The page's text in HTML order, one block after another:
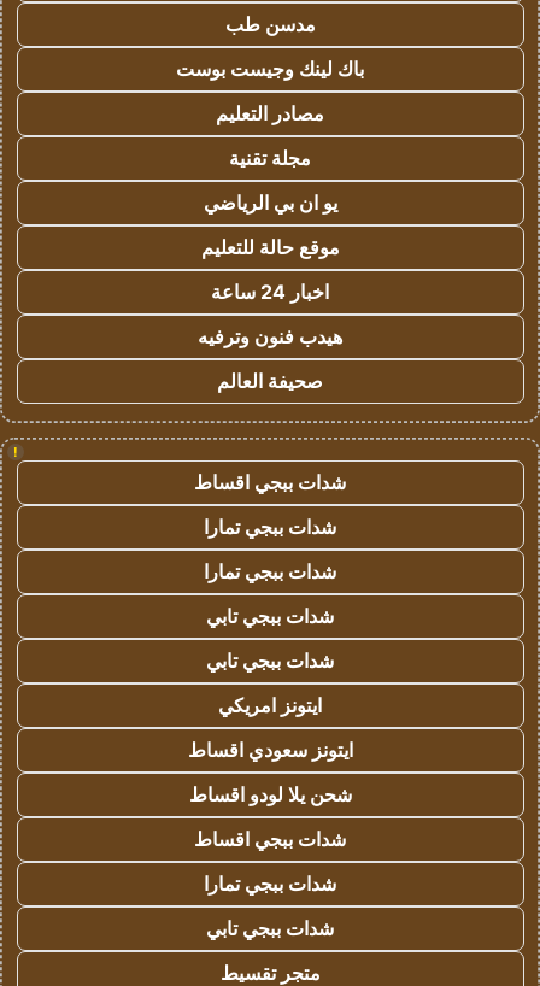
مدسن طب
باك لينك وجيست بوست
مصادر التعليم
مجلة تقنية
يو ان بي الرياضي
موقع حالة للتعليم
اخبار 24 ساعة
هيدب فنون وترفيه
صحيفة العالم
!
شدات ببجي اقساط
شدات ببجي تمارا
شدات ببجي تمارا
شدات ببجي تابي
شدات ببجي تابي
ايتونز امريكي
ايتونز سعودي اقساط
شحن يلا لودو اقساط
شدات ببجي اقساط
شدات ببجي تمارا
شدات ببجي تابي
متجر تقسيط